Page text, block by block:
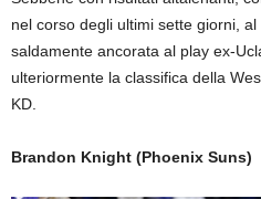
nel corso degli ultimi sette giorni,
saldamente ancorata al play ex-
ulteriormente la classifica della
KD.
Brandon Knight (Phoenix Suns)